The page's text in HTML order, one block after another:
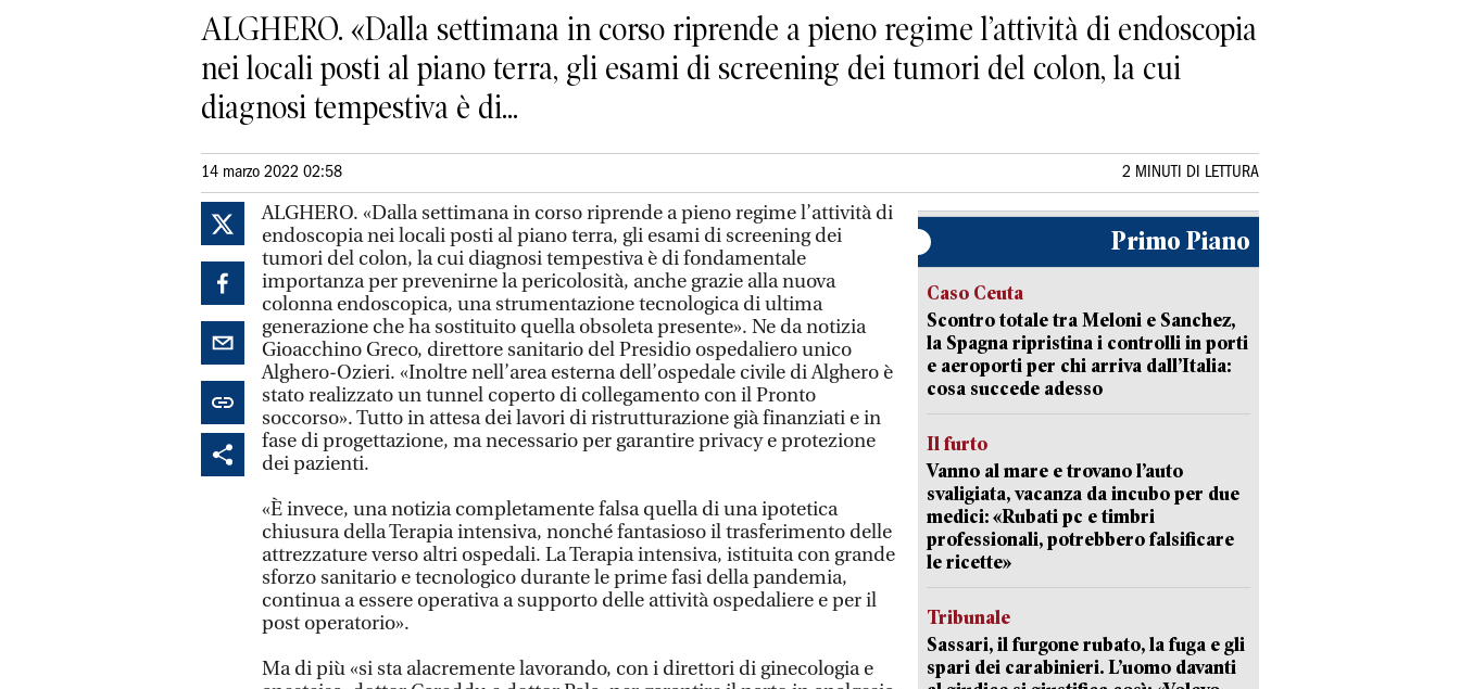
ALGHERO. «Dalla settimana in corso riprende a pieno regime l’attività di endoscopia
nei locali posti al piano terra, gli esami di screening dei tumori del colon, la cui
diagnosi tempestiva è di...
14 marzo 2022 02:58 2 MINUTI DI LETTURA
ALGHERO. «Dalla settimana in corso riprende a pieno regime l’attività di
endoscopia nei locali posti al piano terra, gli esami di screening dei
tumori del colon, la cui diagnosi tempestiva è di fondamentale
importanza per prevenirne la pericolosità, anche grazie alla nuova
colonna endoscopica, una strumentazione tecnologica di ultima
generazione che ha sostituito quella obsoleta presente». Ne da notizia
Gioacchino Greco, direttore sanitario del Presidio ospedaliero unico
Alghero-Ozieri. «Inoltre nell’area esterna dell’ospedale civile di Alghero è
stato realizzato un tunnel coperto di collegamento con il Pronto
soccorso». Tutto in attesa dei lavori di ristrutturazione già finanziati e in
fase di progettazione, ma necessario per garantire privacy e protezione
dei pazienti.
«È invece, una notizia completamente falsa quella di una ipotetica
chiusura della Terapia intensiva, nonché fantasioso il trasferimento delle
attrezzature verso altri ospedali. La Terapia intensiva, istituita con grande
sforzo sanitario e tecnologico durante le prime fasi della pandemia,
continua a essere operativa a supporto delle attività ospedaliere e per il
post operatorio».
Ma di più «si sta alacremente lavorando, con i direttori di ginecologia e
Primo Piano
Caso Ceuta
Scontro totale tra Meloni e Sanchez,
la Spagna ripristina i controlli in porti
e aeroporti per chi arriva dall’Italia:
cosa succede adesso
Il furto
Vanno al mare e trovano l’auto
svaligiata, vacanza da incubo per due
medici: «Rubati pc e timbri
professionali, potrebbero falsificare
le ricette»
Tribunale
Sassari, il furgone rubato, la fuga e gli
spari dei carabinieri. L’uomo davanti